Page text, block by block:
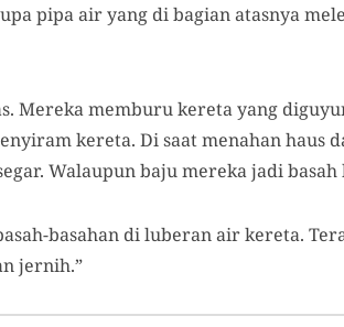
pipa air yang di bagian atasnya
Mereka memburu kereta yang
kereta. Di saat menahan haus
Walaupun baju mereka jadi basah
basahan di luberan air kereta.
jernih.”